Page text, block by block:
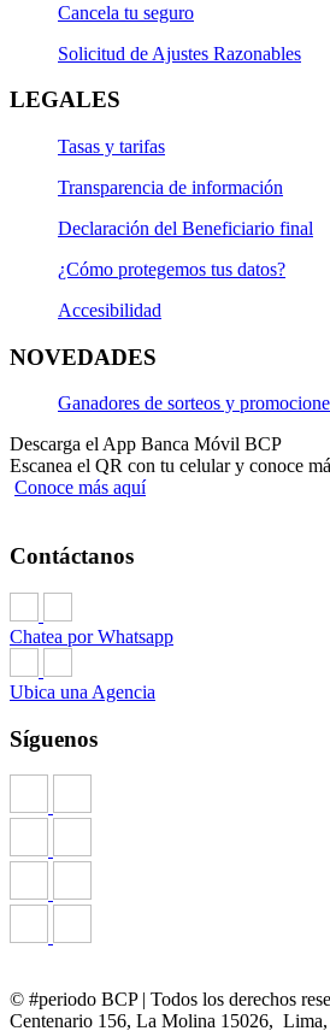
Cancela tu seguro
Solicitud de Ajustes Razonables
LEGALES
Tasas y tarifas
Transparencia de información
Declaración del Beneficiario final
¿Cómo protegemos tus datos?
Accesibilidad
NOVEDADES
Ganadores de sorteos y
Descarga el App Banca Móvil BCP
Escanea el QR con tu celular y conoce
Conoce más aquí
Contáctanos
Chatea por Whatsapp
Ubica una Agencia
Síguenos
© #periodo BCP | Todos los derechos
Centenario 156, La Molina 15026,